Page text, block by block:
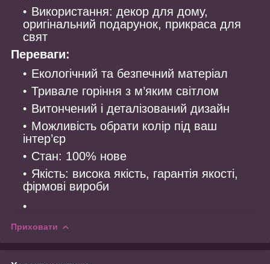
Використання: декор для дому,
оригінальний подарунок, прикраса для
свят
Переваги:
Екологічний та безпечний матеріал
Тривале горіння з м’яким світлом
Витончений і деталізований дизайн
Можливість обрати колір під ваш
інтер’єр
Стан: 100% нове
Якість: висока якість, гарантія якості,
фірмові вироби
Приховати